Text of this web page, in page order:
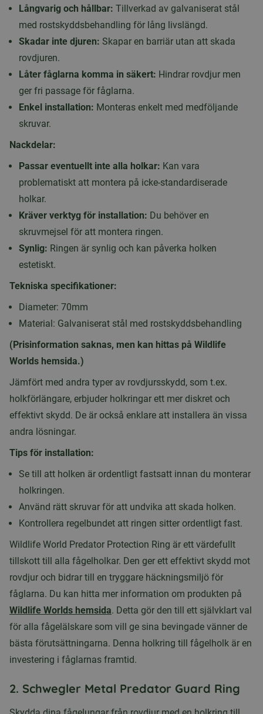
Långvarig och hållbar: Tillverkad av galvaniserat stål
med rostskyddsbehandling för lång livslängd.
Skadar inte djuren: Skapar en barriär utan att skada
rovdjuren.
Låter fåglarna komma in säkert: Hindrar rovdjur men
ger fri passage för fåglarna.
Enkel installation: Monteras enkelt med medföljande
skruvar.
Nackdelar:
Passar eventuellt inte alla holkar: Kan vara
problematiskt att montera på icke-standardiserade
holkar.
Kräver verktyg för installation: Du behöver en
skruvmejsel för att montera ringen.
Synlig: Ringen är synlig och kan påverka holken
estetiskt.
Tekniska specifikationer:
Diameter: 70mm
Material: Galvaniserat stål med rostskyddsbehandling
(Prisinformation saknas, men kan hittas på Wildlife
Worlds hemsida.)
Jämfört med andra typer av rovdjursskydd, som t.ex.
holkförlängare, erbjuder holkringar ett mer diskret och
effektivt skydd. De är också enklare att installera än vissa
andra lösningar.
Tips för installation:
Se till att holken är ordentligt fastsatt innan du monterar
holkringen.
Använd rätt skruvar för att undvika att skada holken.
Kontrollera regelbundet att ringen sitter ordentligt fast.
Wildlife World Predator Protection Ring är ett värdefullt
tillskott till alla fågelholkar. Den ger ett effektivt skydd mot
rovdjur och bidrar till en tryggare häckningsmiljö för
fåglarna. Du kan hitta mer information om produkten på
Wildlife Worlds hemsida. Detta gör den till ett självklart val
för alla fågelälskare som vill ge sina bevingade vänner de
bästa förutsättningarna. Denna holkring till fågelholk är en
investering i fåglarnas framtid.
2. Schwegler Metal Predator Guard Ring